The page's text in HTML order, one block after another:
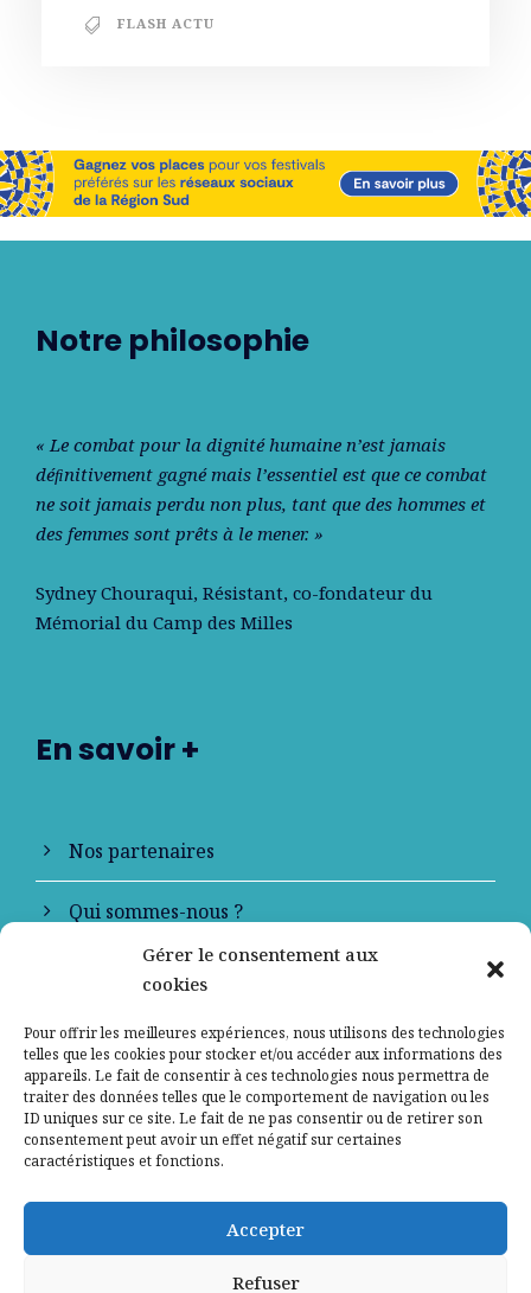
Gérer le consentement aux
cookies
Pour offrir les meilleures expériences, nous utilisons des technologies
telles que les cookies pour stocker et/ou accéder aux informations des
appareils. Le fait de consentir à ces technologies nous permettra de
traiter des données telles que le comportement de navigation ou les
ID uniques sur ce site. Le fait de ne pas consentir ou de retirer son
consentement peut avoir un effet négatif sur certaines
caractéristiques et fonctions.
Accepter
Refuser
FLASH ACTU
Notre philosophie
« Le combat pour la dignité humaine n’est jamais
déﬁnitivement gagné mais l’essentiel est que ce combat
ne soit jamais perdu non plus, tant que des hommes et
des femmes sont prêts à le mener. »
Sydney Chouraqui, Résistant, co-fondateur du
Mémorial du Camp des Milles
En savoir +
Nos partenaires
Qui sommes-nous ?
Contactez-nous
Mentions légales
Politique de confidentialité